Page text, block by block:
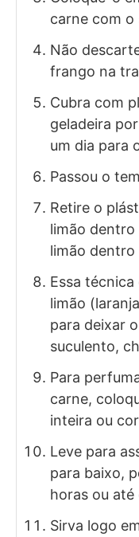
carne com o
Não
frango na
Cubra com
geladeira
um dia para
Passou o
Retire o
limão
limão dentro
Essa
limão
para deixar
suculento,
Para
carne,
inteira ou
Leve para
para baixo,
horas ou até
Sirva logo